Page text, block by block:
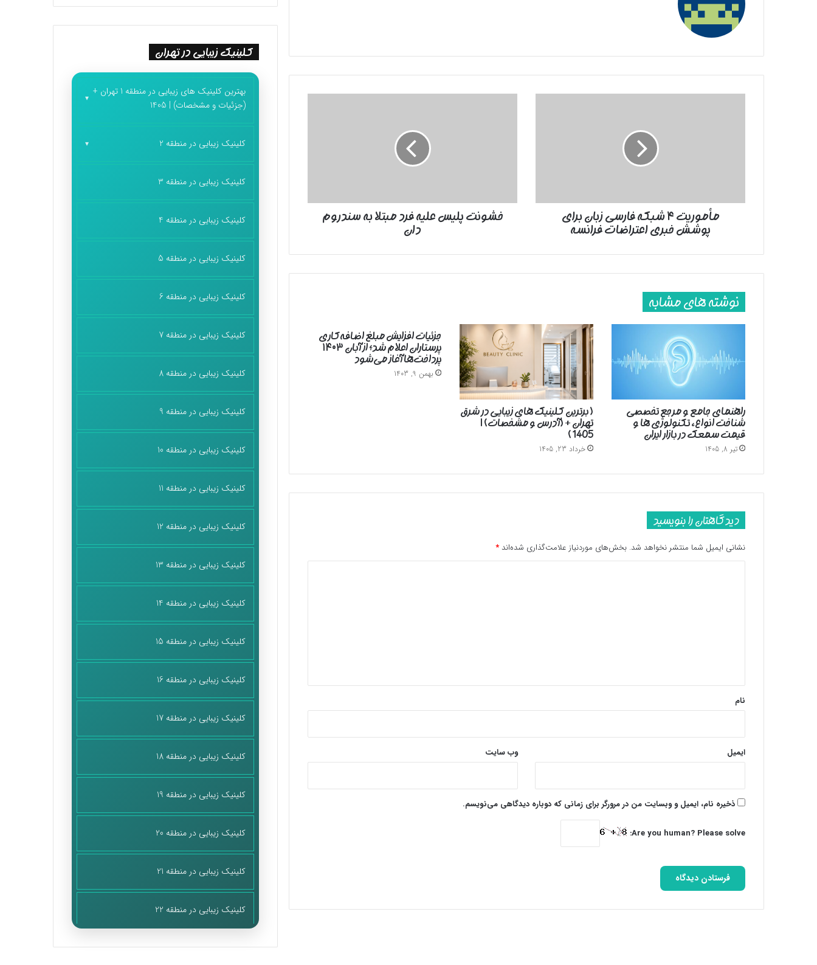
اعتراضات
مأموریت ۴ شبکه فارسی زبان برای
پوشش خبری اعتراضات فرانسه
خشونت پلیس علیه فرد مبتلا به سندروم
دان
نوشته های مشابه
راهنمای جامع و مرجع تخصصی
شناخت انواع، تکنولوژی ها و
قیمت سمعک در بازار ایران
تیر 8, 1405
( برترین کلینیک های زیبایی در شرق
تهران + (آدرس و مشخصات) |
1405 )
خرداد 23, 1405
جزئیات افزایش مبلغ اضافه‌کاری
پرستاران اعلام شد؛ از آبان ۱۴۰۳
پرداخت‌ها آغاز می‌شود
بهمن 9, 1403
دیدگاهتان را بنویسید
نشانی ایمیل شما منتشر نخواهد شد. بخش‌های موردنیاز علامت‌گذاری شده‌اند *
نام
ایمیل وب‌ سایت
ذخیره نام، ایمیل و وبسایت من در مرورگر برای زمانی که دوباره دیدگاهی می‌نویسم.
Are you human? Please solve:
کلینیک زیبایی در تهران
بهترین کلینیک های زیبایی در منطقه 1 تهران +
(جزئیات و مشخصات) | 1405
کلینیک زیبایی در منطقه 2
کلینیک زیبایی در منطقه 3
کلینیک زیبایی در منطقه 4
کلینیک زیبایی در منطقه 5
کلینیک زیبایی در منطقه 6
کلینیک زیبایی در منطقه 7
کلینیک زیبایی در منطقه 8
کلینیک زیبایی در منطقه 9
کلینیک زیبایی در منطقه 10
کلینیک زیبایی در منطقه 11
کلینیک زیبایی در منطقه 12
کلینیک زیبایی در منطقه 13
کلینیک زیبایی در منطقه 14
کلینیک زیبایی در منطقه 15
کلینیک زیبایی در منطقه 16
کلینیک زیبایی در منطقه 17
کلینیک زیبایی در منطقه 18
کلینیک زیبایی در منطقه 19
کلینیک زیبایی در منطقه 20
کلینیک زیبایی در منطقه 21
کلینیک زیبایی در منطقه 22